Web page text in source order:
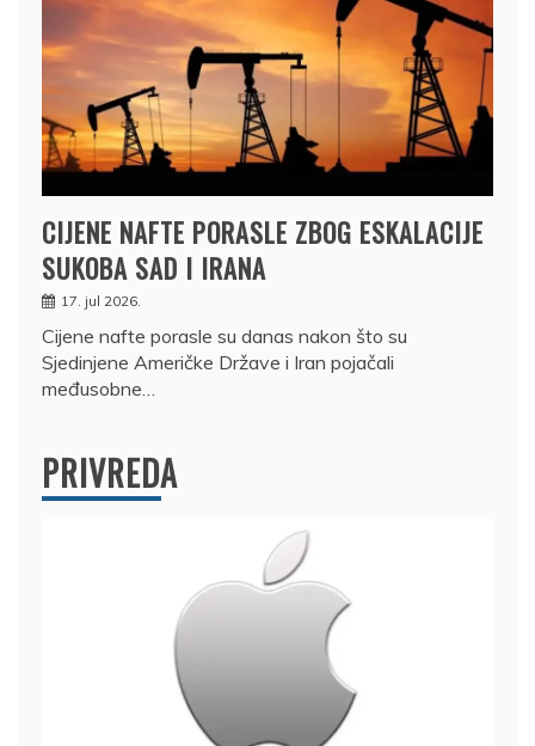
CIJENE NAFTE PORASLE ZBOG ESKALACIJE
SUKOBA SAD I IRANA
17. jul 2026.
Cijene nafte porasle su danas nakon što su
Sjedinjene Američke Države i Iran pojačali
međusobne…
PRIVREDA